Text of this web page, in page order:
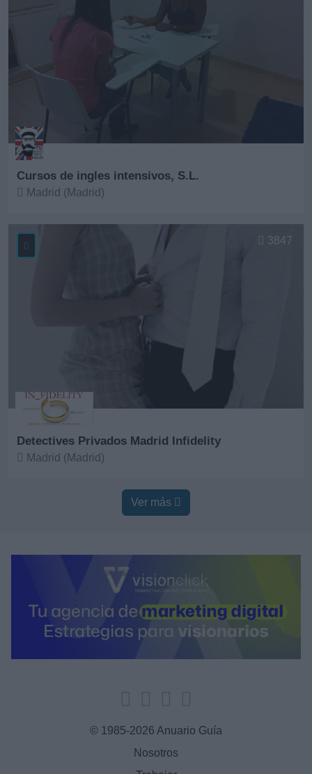
Cursos de ingles intensivos, S.L.
Madrid (Madrid)
Detectives Privados Madrid Infidelity
Madrid (Madrid)
3847
Ver más
© 1985-2026 Anuario Guía
Nosotros